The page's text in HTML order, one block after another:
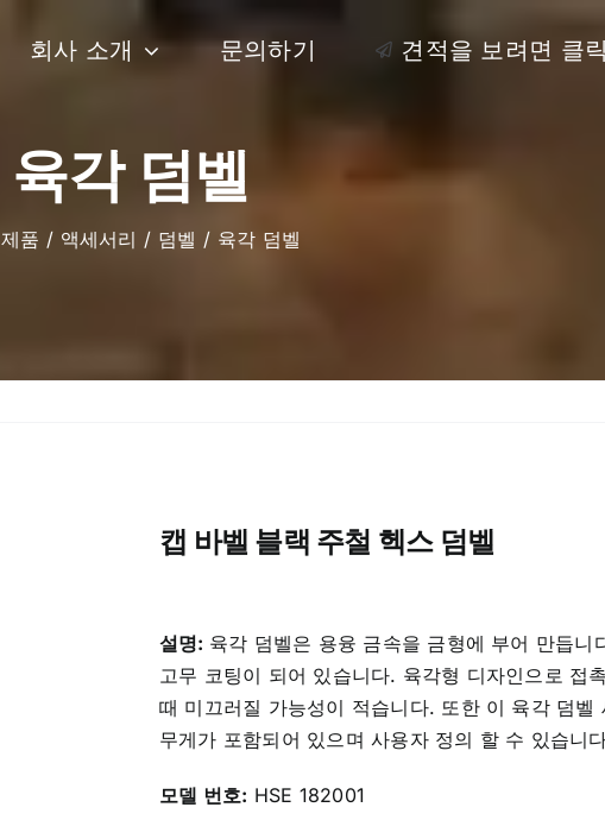
회사 소개 문의하기 견적을 보려면 클릭
육각 덤벨
제품 액세서리 덤벨 육각 덤벨
캡 바벨 블랙 주철 헥스 덤벨
설명: 육각 덤벨은 용융 금속을 금형에 부어 만듭니
고무 코팅이 되어 있습니다. 육각형 디자인으로 접
때 미끄러질 가능성이 적습니다. 또한 이 육각 덤
무게가 포함되어 있으며 사용자 정의 할 수 있습니
모델 번호: HSE 182001